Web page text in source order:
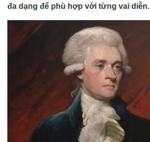
đa dạng để phù hợp với từng vai diễn.